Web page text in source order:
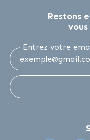
Restons
Entrez votre